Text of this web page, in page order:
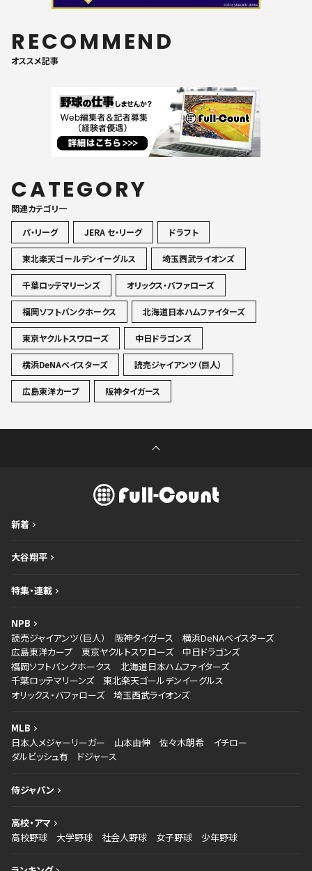
RECOMMEND
オススメ記事
CATEGORY
関連カテゴリ一
パ・リーグ
JERA セ・リーグ ドラフト
東北楽天ゴールデンイーグルス 埼玉西武ライオンズ
千葉ロッテマリーンズ オリックス・バファローズ
福岡ソフトバンクホークス 北海道日本ハムファイターズ
東京ヤクルトスワローズ 中日ドラゴンズ
横浜DeNAベイスターズ 読売ジャイアンツ（巨人）
広島東洋カープ 阪神タイガース
新着
大谷翔平
特集・連載
NPB
読売ジャイアンツ（巨人）
阪神タイガース
横浜DeNAベイスターズ
広島東洋カープ
東京ヤクルトスワローズ
中日ドラゴンズ
福岡ソフトバンクホークス
北海道日本ハムファイターズ
千葉ロッテマリーンズ
東北楽天ゴールデンイーグルス
オリックス・バファローズ
埼玉西武ライオンズ
MLB
日本人メジャーリーガー
山本由伸 佐々木朗希
イチロー
ダルビッシュ有
ドジャース
侍ジャパン
高校・アマ
高校野球
大学野球 社会人野球 女子野球 少年野球